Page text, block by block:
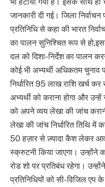
जानकारी दी गई। जिला
प्रतिनिधि से कहा की भारत
का पालन सुनिश्चित रूप से
दल को दिशा-निर्देश का पालन
कोई भी अभ्यर्थी अधिकतम चुनाव
निर्धारित 95 लाख राशि खर्च
अभ्यर्थी को कराना होगा और उन्हें
को अपने व्यय लेखा की जांच
लेखा की जांच निर्धारित तिथि में
50 हज़ार से ज़्यादा कैश लेकर
स्क्रुटनी किया जाएगा। उन्होंने
रोड शो पर प्रतिबंध रहेगा।
प्रतिनिधियों को सी-विजिल एप